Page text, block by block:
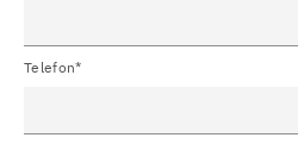
Telefon*